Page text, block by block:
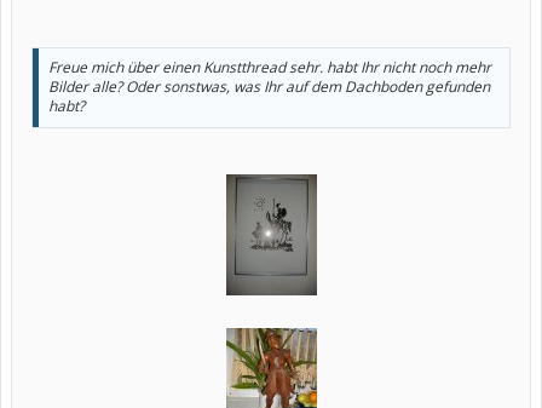
Freue mich über einen Kunstthread sehr. habt Ihr nicht noch mehr
Bilder alle? Oder sonstwas, was Ihr auf dem Dachboden gefunden
habt?